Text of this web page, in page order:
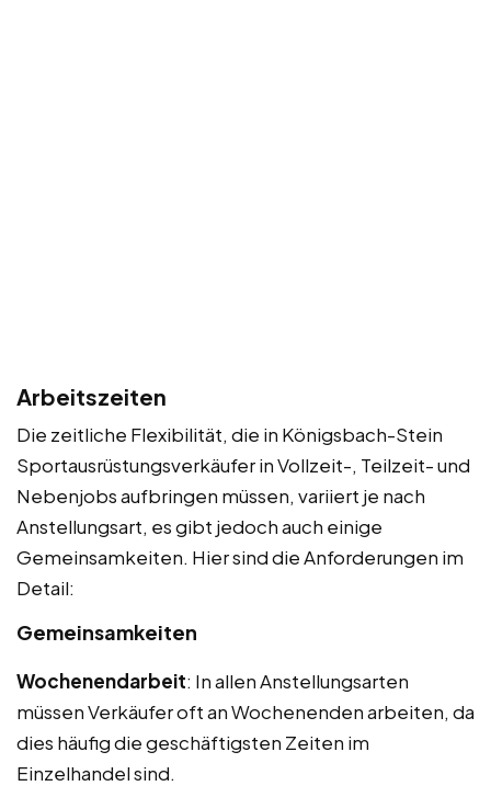
Arbeitszeiten
Die zeitliche Flexibilität, die in Königsbach-Stein
Sportausrüstungsverkäufer in Vollzeit-, Teilzeit- und
Nebenjobs aufbringen müssen, variiert je nach
Anstellungsart, es gibt jedoch auch einige
Gemeinsamkeiten. Hier sind die Anforderungen im
Detail:
Gemeinsamkeiten
Wochenendarbeit: In allen Anstellungsarten
müssen Verkäufer oft an Wochenenden arbeiten, da
dies häufig die geschäftigsten Zeiten im
Einzelhandel sind.